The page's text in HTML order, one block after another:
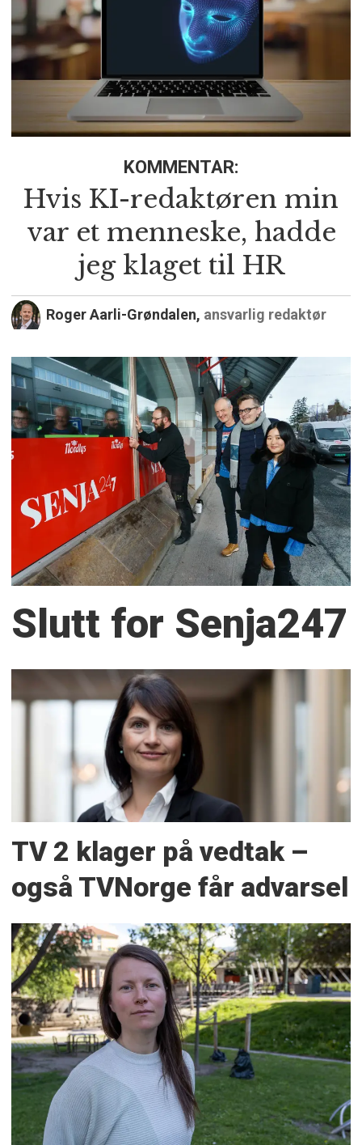
KOMMENTAR:
Hvis KI-redaktøren min
var et menneske, hadde
jeg klaget til HR
Roger Aarli-Grøndalen, ansvarlig redaktør
Slutt for Senja247
TV 2 klager på vedtak –
også TVNorge får advarsel